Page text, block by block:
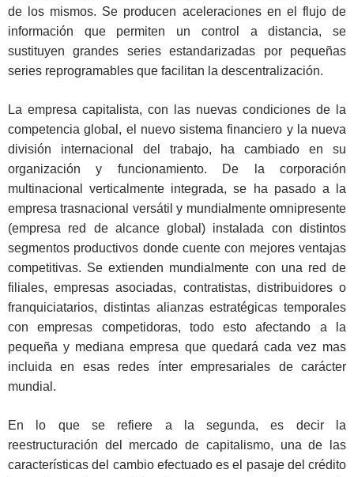
de los mismos. Se producen aceleraciones en el flujo de
información que permiten un control a distancia, se
sustituyen grandes series estandarizadas por pequeñas
series reprogramables que facilitan la descentralización.
La empresa capitalista, con las nuevas condiciones de la
competencia global, el nuevo sistema financiero y la nueva
división internacional del trabajo, ha cambiado en su
organización y funcionamiento. De la corporación
multinacional verticalmente integrada, se ha pasado a la
empresa trasnacional versátil y mundialmente omnipresente
(empresa red de alcance global) instalada con distintos
segmentos productivos donde cuente con mejores ventajas
competitivas. Se extienden mundialmente con una red de
filiales, empresas asociadas, contratistas, distribuidores o
franquiciatarios, distintas alianzas estratégicas temporales
con empresas competidoras, todo esto afectando a la
pequeña y mediana empresa que quedará cada vez mas
incluida en esas redes ínter empresariales de carácter
mundial.
En lo que se refiere a la segunda, es decir la
reestructuración del mercado de capitalismo, una de las
características del cambio efectuado es el pasaje del crédito